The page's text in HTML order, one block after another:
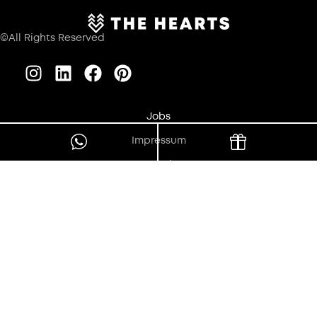
©All Rights Reserved
Jobs
Impressum
Datenschutz